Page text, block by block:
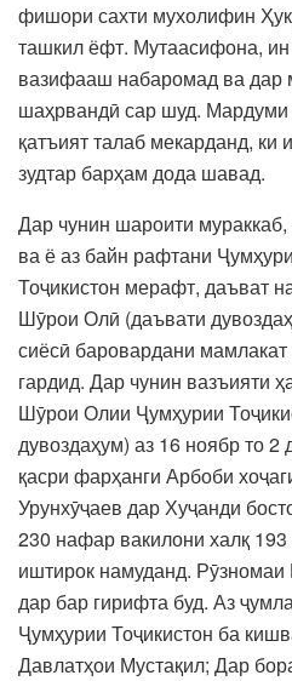
фишори сахти мухолифин
ташкил ёфт. Мутаасифона, ин
вазифааш набаромад ва дар
шаҳрвандӣ сар шуд. Мардуми
қатъият талаб мекарданд, ки
зудтар барҳам дода шавад.
Дар чунин шароити
ва ё аз байн рафтани
Тоҷикистон мерафт, даъват
Шӯрои Олӣ (даъвати
сиёсӣ баровардани
гардид. Дар чунин вазъияти
Шӯрои Олии Ҷумҳурии
дувоздаҳум) аз 16 ноябр то 2
қасри фарҳанги Арбоби
Урунхӯҷаев дар Хуҷанди
230 нафар вакилони халқ
иштирок намуданд.
дар бар гирифта буд. Аз
Ҷумҳурии Тоҷикистон ба
Давлатҳои Мустақил; Дар